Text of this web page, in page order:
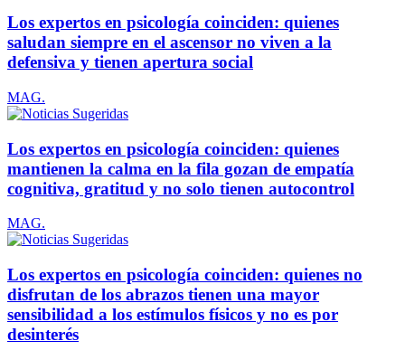
Los expertos en psicología coinciden: quienes
saludan siempre en el ascensor no viven a la
defensiva y tienen apertura social
MAG.
Los expertos en psicología coinciden: quienes
mantienen la calma en la fila gozan de empatía
cognitiva, gratitud y no solo tienen autocontrol
MAG.
Los expertos en psicología coinciden: quienes no
disfrutan de los abrazos tienen una mayor
sensibilidad a los estímulos físicos y no es por
desinterés